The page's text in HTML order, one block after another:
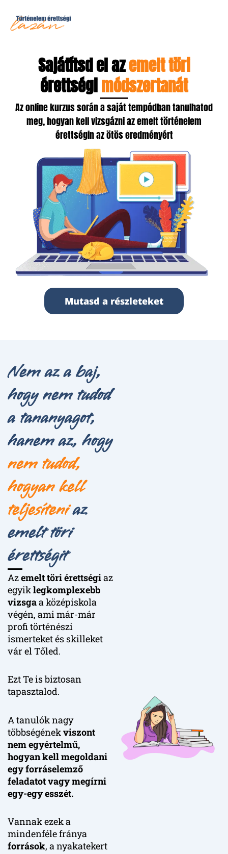
Sajátítsd el azemelt töri
érettségimódszertanát
Az online kurzus során a saját tempódban tanulhatod
meg, hogyan kell vizsgázni az emelt történelem
érettségin az ötös eredményért
Mutasd a részleteket
Nem az a baj,
hogy nem tudod
a tananyagot,
hanem az, hogy
nem tudod,
hogyan kell
teljesíteniaz
emelt töri
érettségit
Azemelt töri érettségiaz
egyiklegkomplexebb
vizsgaa középiskola
végén, ami már-már
profi történészi
ismerteket és skilleket
vár el Tőled.
Ezt Te is biztosan
tapasztalod.
A tanulók nagy
többségénekviszont
nem egyértelmű,
hogyan kell megoldani
egy forráselemző
feladatot vagy megírni
egy-egy esszét.
Vannak ezek a
mindenféle fránya
források, a nyakatekert